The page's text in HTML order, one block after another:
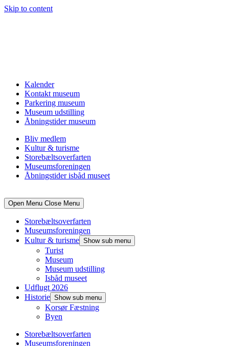
Skip to content
Kalender
Kontakt museum
Parkering museum
Museum udstilling
Åbningstider museum
Bliv medlem
Kultur & turisme
Storebæltsoverfarten
Museumsforeningen
Åbningstider isbåd museet
Open Menu Close Menu
Storebæltsoverfarten
Museumsforeningen
Kultur & turisme Show sub menu
Turist
Museum
Museum udstilling
Isbåd museet
Udflugt 2026
Historie Show sub menu
Korsør Fæstning
Byen
Storebæltsoverfarten
Museumsforeningen